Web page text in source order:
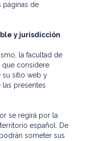
páginas de
y jurisdicción
la facultad de
que considere
su sitio web y
presentes
se regirá por la
español. De
someter sus